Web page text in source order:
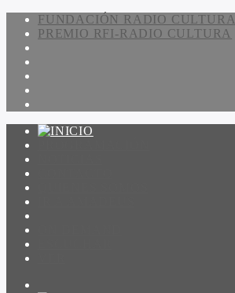
FUNDACIÓN RADIO CULTURA
PREMIO RFI-RADIO CULTURA